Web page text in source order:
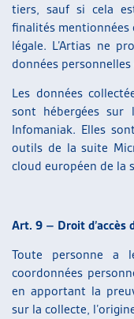
tiers, sauf si cela
finalités mentionnées
légale. L’Artias ne
données
Les données
sont hébergées sur
Infomaniak. Elles
outils de la suite
cloud européen de la
Art. 9 – Droit d’accès
Toute personne a
coordonnées
en apportant la
sur la collecte,